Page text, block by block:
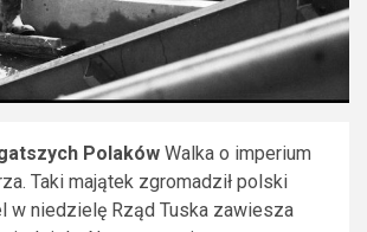
Polaków Walka o imperium
Taki majątek zgromadził polski
w niedzielę Rząd Tuska zawiesza